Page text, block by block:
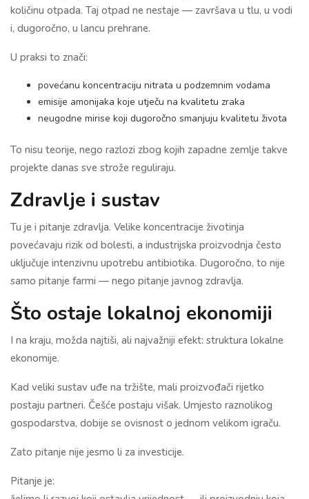
količinu otpada. Taj otpad ne nestaje — završava u tlu, u vodi
i, dugoročno, u lancu prehrane.
U praksi to znači:
povećanu koncentraciju nitrata u podzemnim vodama
emisije amonijaka koje utječu na kvalitetu zraka
neugodne mirise koji dugoročno smanjuju kvalitetu života
To nisu teorije, nego razlozi zbog kojih zapadne zemlje takve
projekte danas sve strože reguliraju.
Zdravlje i sustav
Tu je i pitanje zdravlja. Velike koncentracije životinja
povećavaju rizik od bolesti, a industrijska proizvodnja često
uključuje intenzivnu upotrebu antibiotika. Dugoročno, to nije
samo pitanje farmi — nego pitanje javnog zdravlja.
Što ostaje lokalnoj ekonomiji
I na kraju, možda najtiši, ali najvažniji efekt: struktura lokalne
ekonomije.
Kad veliki sustav uđe na tržište, mali proizvođači rijetko
postaju partneri. Češće postaju višak. Umjesto raznolikog
gospodarstva, dobije se ovisnost o jednom velikom igraču.
Zato pitanje nije jesmo li za investicije.
Pitanje je: